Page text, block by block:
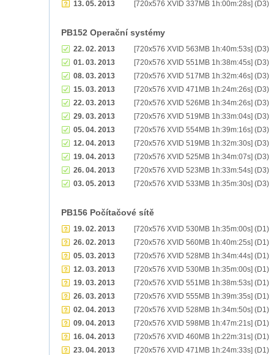
13. 05. 2013 [720x576 XVID 337MB 1h:00m:28s] (D3)
PB152 Operační systémy
22. 02. 2013
[720x576 XVID 563MB 1h:40m:53s] (D3)
01. 03. 2013
[720x576 XVID 551MB 1h:38m:45s] (D3)
08. 03. 2013
[720x576 XVID 517MB 1h:32m:46s] (D3)
15. 03. 2013
[720x576 XVID 471MB 1h:24m:26s] (D3)
22. 03. 2013
[720x576 XVID 526MB 1h:34m:26s] (D3)
29. 03. 2013
[720x576 XVID 519MB 1h:33m:04s] (D3)
05. 04. 2013
[720x576 XVID 554MB 1h:39m:16s] (D3)
12. 04. 2013
[720x576 XVID 519MB 1h:32m:30s] (D3)
19. 04. 2013
[720x576 XVID 525MB 1h:34m:07s] (D3)
26. 04. 2013
[720x576 XVID 523MB 1h:33m:54s] (D3)
03. 05. 2013
[720x576 XVID 533MB 1h:35m:30s] (D3)
PB156 Počítačové sítě
19. 02. 2013
[720x576 XVID 530MB 1h:35m:00s] (D1)
26. 02. 2013
[720x576 XVID 560MB 1h:40m:25s] (D1)
05. 03. 2013
[720x576 XVID 528MB 1h:34m:44s] (D1)
12. 03. 2013
[720x576 XVID 530MB 1h:35m:00s] (D1)
19. 03. 2013
[720x576 XVID 551MB 1h:38m:53s] (D1)
26. 03. 2013
[720x576 XVID 555MB 1h:39m:35s] (D1)
02. 04. 2013
[720x576 XVID 528MB 1h:34m:50s] (D1)
09. 04. 2013
[720x576 XVID 598MB 1h:47m:21s] (D1)
16. 04. 2013
[720x576 XVID 460MB 1h:22m:31s] (D1)
23. 04. 2013
[720x576 XVID 471MB 1h:24m:33s] (D1)